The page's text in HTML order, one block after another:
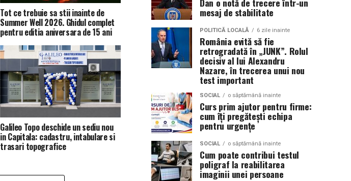
Tot ce trebuie sa stii inainte de
Summer Well 2026. Ghidul complet
pentru editia aniversara de 15 ani
Galileo Topo deschide un sediu nou
in Capitala: cadastru, intabulare si
trasari topografice
mesaj de stabilitate
POLITICĂ LOCALĂ 6 zile inainte
România evită să fie
retrogradată în „JUNK”. Rolul
decisiv al lui Alexandru
Nazare, în trecerea unui nou
test important
SOCIAL o săptămână inainte
Curs prim ajutor pentru firme:
cum îți pregătești echipa
pentru urgențe
SOCIAL o săptămână inainte
Cum poate contribui testul
poligraf la reabilitarea
imaginii unei persoane